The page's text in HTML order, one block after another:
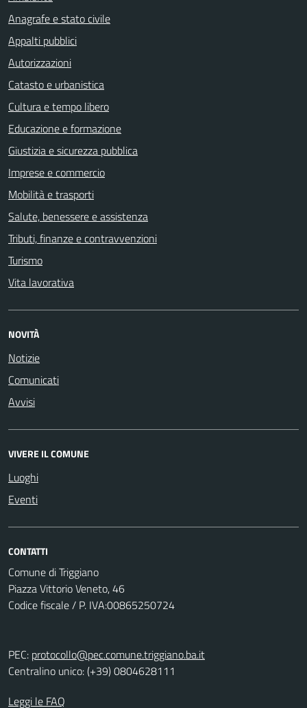
Anagrafe e stato civile
Appalti pubblici
Autorizzazioni
Catasto e urbanistica
Cultura e tempo libero
Educazione e formazione
Giustizia e sicurezza pubblica
Imprese e commercio
Mobilità e trasporti
Salute, benessere e assistenza
Tributi, finanze e contravvenzioni
Turismo
Vita lavorativa
NOVITÀ
Notizie
Comunicati
Avvisi
VIVERE IL COMUNE
Luoghi
Eventi
CONTATTI
Comune di Triggiano
Piazza Vittorio Veneto, 46
Codice fiscale / P. IVA:00865250724
PEC: protocollo@pec.comune.triggiano.ba.it
Centralino unico: (+39) 0804628111
Leggi le FAQ